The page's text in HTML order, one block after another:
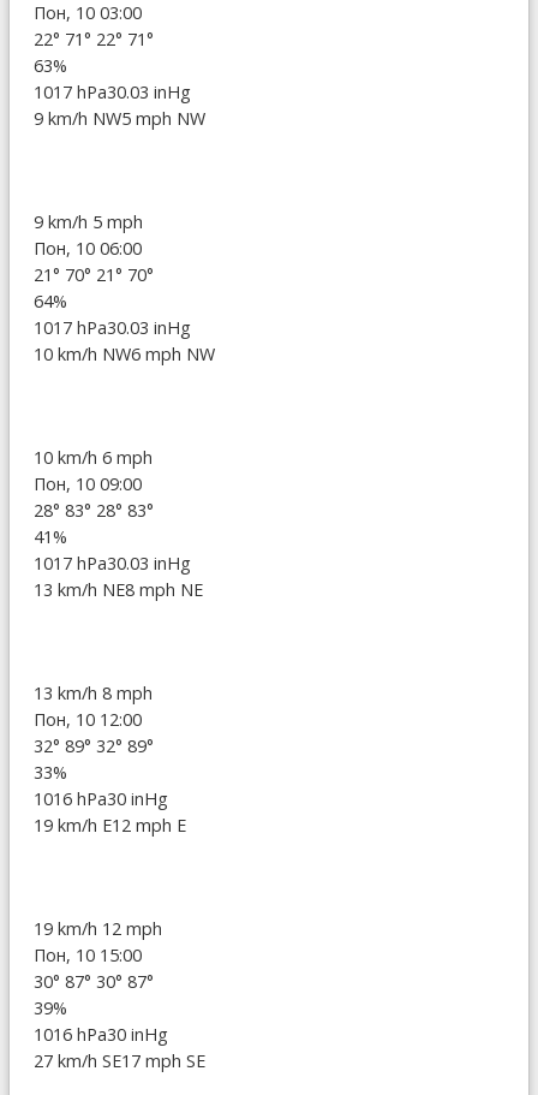
Пон, 10 03:00
22° 71° 22° 71°
63%
1017 hPa30.03 inHg
9 km/h NW5 mph NW
9 km/h 5 mph
Пон, 10 06:00
21° 70° 21° 70°
64%
1017 hPa30.03 inHg
10 km/h NW6 mph NW
10 km/h 6 mph
Пон, 10 09:00
28° 83° 28° 83°
41%
1017 hPa30.03 inHg
13 km/h NE8 mph NE
13 km/h 8 mph
Пон, 10 12:00
32° 89° 32° 89°
33%
1016 hPa30 inHg
19 km/h E12 mph E
19 km/h 12 mph
Пон, 10 15:00
30° 87° 30° 87°
39%
1016 hPa30 inHg
27 km/h SE17 mph SE